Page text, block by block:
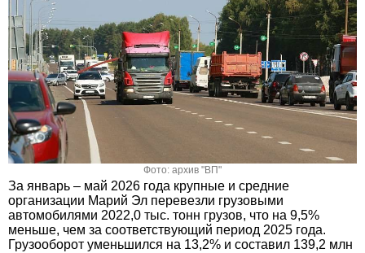
Фото: архив "ВП"
За январь – май 2026 года крупные и средние
организации Марий Эл перевезли грузовыми
автомобилями 2022,0 тыс. тонн грузов, что на 9,5%
меньше, чем за соответствующий период 2025 года.
Грузооборот уменьшился на 13,2% и составил 139,2 млн